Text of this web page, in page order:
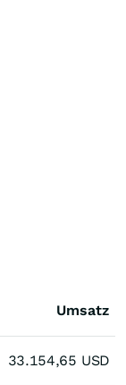
Umsatz
33.154,65 USD